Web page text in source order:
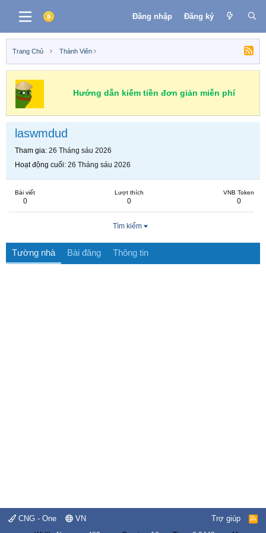
Đăng nhập Đăng ký
Trang Chủ Thành Viên
Hướng dẫn kiếm tiền đơn giản miễn phí
laswmdud
Tham gia 26 Tháng sáu 2026
Hoạt động cuối 26 Tháng sáu 2026
Bài viết
0
Lượt thích
0
VNB Token
0
Tìm kiếm
Tường nhà Bài đăng Thông tin
CNG - One VN Trợ giúp
R